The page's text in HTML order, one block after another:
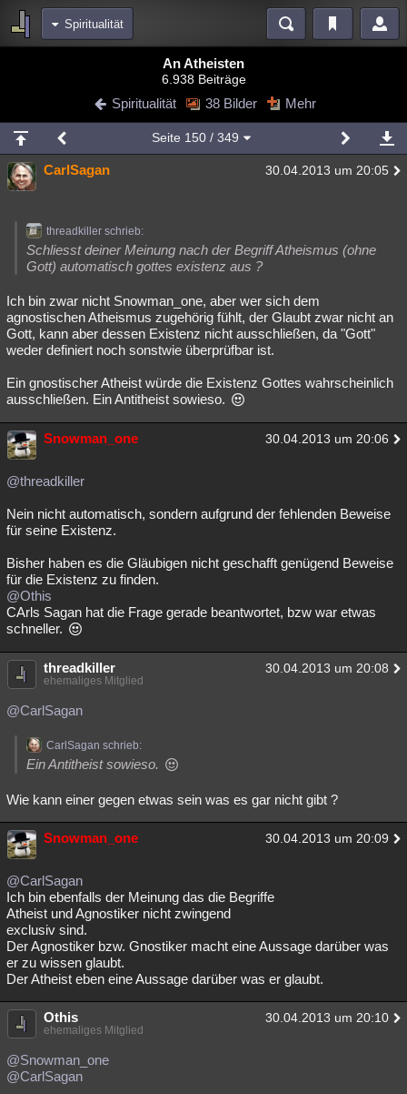
Spiritualität
Blogs Videos
Chat Wiki Neuigkeiten
meine Rubriken
Menschen Wissenschaft Mystery Kriminalfälle
Natur Umfragen Unterhaltung
weitere Rubriken
Philosophie Träume Orte Esoterik Literatur
Astronomie Helpdesk Gruppen Gaming Filme
Übersichten
Besucht Teilgenommen Alle Neue Geschlossen
Lesenswert
An Atheisten
6.938 Beiträge
Spiritualität 38 Bilder Mehr
Seite 150/ 349
CarlSagan 30.04.2013 um 20:05
threadkiller schrieb:
Schliesst deiner Meinung nach der Begriff Atheismus (ohne
Gott) automatisch gottes existenz aus ?
Ich bin zwar nicht Snowman_one, aber wer sich dem
agnostischen Atheismus zugehörig fühlt, der Glaubt zwar nicht an
Gott, kann aber dessen Existenz nicht ausschließen, da "Gott"
weder definiert noch sonstwie überprüfbar ist.
Ein gnostischer Atheist würde die Existenz Gottes wahrscheinlich
ausschließen. Ein Antitheist sowieso.
Snowman_one 30.04.2013 um 20:06
@threadkiller
Nein nicht automatisch, sondern aufgrund der fehlenden Beweise
für seine Existenz.
Bisher haben es die Gläubigen nicht geschafft genügend Beweise
für die Existenz zu finden.
@Othis
CArls Sagan hat die Frage gerade beantwortet, bzw war etwas
schneller.
threadkiller 30.04.2013 um 20:08
ehemaliges Mitglied
@CarlSagan
CarlSagan schrieb:
Ein Antitheist sowieso.
Wie kann einer gegen etwas sein was es gar nicht gibt ?
Snowman_one 30.04.2013 um 20:09
@CarlSagan
Ich bin ebenfalls der Meinung das die Begriffe
Atheist und Agnostiker nicht zwingend
exclusiv sind.
Der Agnostiker bzw. Gnostiker macht eine Aussage darüber was
er zu wissen glaubt.
Der Atheist eben eine Aussage darüber was er glaubt.
Othis 30.04.2013 um 20:10
ehemaliges Mitglied
@Snowman_one
@CarlSagan